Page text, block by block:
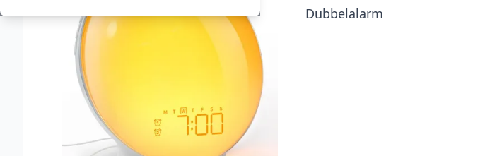
kundrecensioner
Dubbelalarm